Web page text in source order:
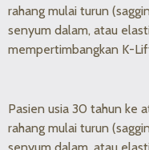
rahang mulai turun
senyum dalam, atau
mempertimbangkan K-
Pasien usia 30 tahun ke
rahang mulai turun